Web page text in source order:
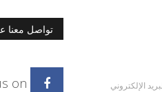
الإلكتروني
تواصل معنا
on